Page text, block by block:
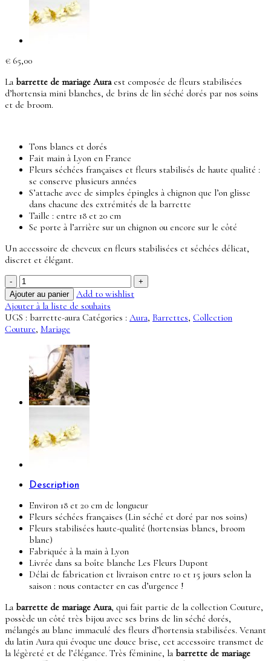
€ 65,00
La barrette de mariage Auraest composée de fleurs stabilisées
d’hortensia mini blanches, de brins de lin séché dorés par nos soins
et de broom.
Tons blancs et dorés
Fait main à Lyon en France
Fleurs séchées françaises et fleurs stabilisés de haute qualité :
se conserve plusieurs années
S’attache avec de simples épingles à chignon que l’on glisse
dans chacune des extrémités de la barrette
Taille : entre 18 et 20 cm
Se porte à l’arrière sur un chignon ou encore sur le côté
Un accessoire de cheveux en fleurs stabilisées et séchées délicat,
discret et élégant.
quantité
de
Barrette
Aura
-
Ajouter au panier
Add to wishlist
Ajouter à la liste de souhaits
UGS : barrette-aura Catégories : Aura, Barrettes, Collection
Couture, Mariage
Description
Environ 18 et 20 cm de longueur
Fleurs séchées françaises (Lin séché et doré par nos soins)
Fleurs stabilisées haute-qualité (hortensias blancs, broom
blanc)
Fabriquée à la main à Lyon
Livrée dans sa boîte blanche Les Fleurs Dupont
Délai de fabrication et livraison entre 10 et 15 jours selon la
saison : nous contacter en cas d’urgence !
La barrette de mariage Aura, qui fait partie de la collection Couture,
possède un côté très bijou avec ses brins de lin séché dorés,
mélangés au blanc immaculé des fleurs d’hortensia stabilisées. Venant
du latin Aura qui évoque une douce brise, cet accessoire transmet de
la légèreté et de l’élégance. Très féminine, la barrette de mariage